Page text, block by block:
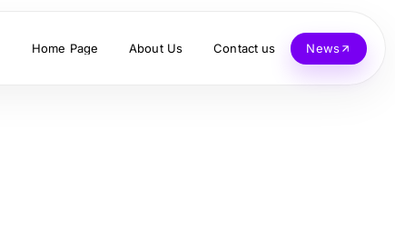
Home Page About Us Contact us News